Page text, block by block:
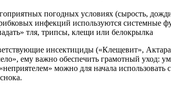
погодных условиях (сырость,
инфекций используются системные
тля, трипсы, клещи или белокрылка
инсектициды («Клещевит»,
ему важно обеспечить грамотный уход:
можно для начала использовать